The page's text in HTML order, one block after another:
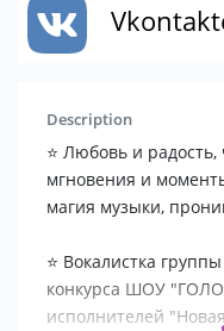
Description
⭐️ Любовь и
мгновения и
магия музыки,
⭐️ Вокалистка
конкурса ШОУ
исполнителей